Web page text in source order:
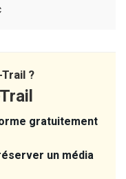
?
gratuitement
un média